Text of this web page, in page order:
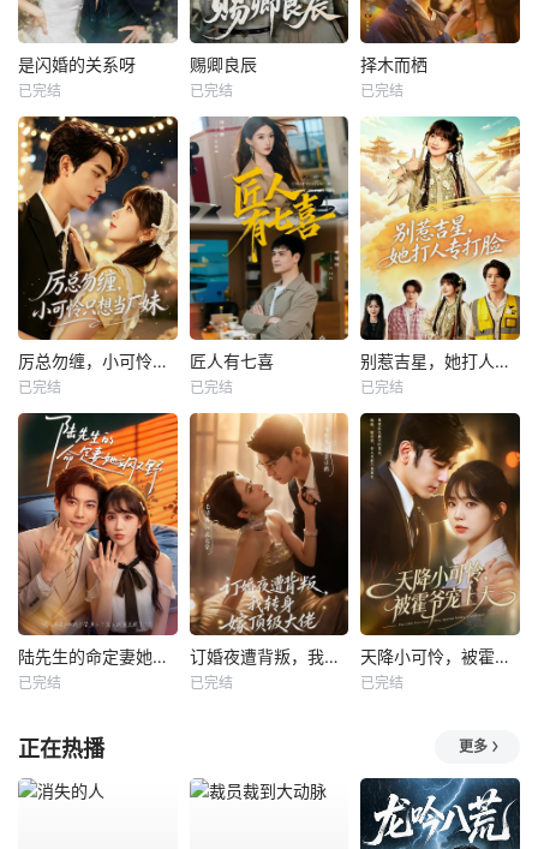
是闪婚的关系呀
已完结
赐卿良辰
已完结
择木而栖
已完结
厉总勿缠，小可怜只想当厂妹
已完结
匠人有七喜
已完结
别惹吉星，她打人专打脸
已完结
陆先生的命定妻她飒又野
已完结
订婚夜遭背叛，我转身嫁顶级大佬
已完结
天降小可怜，被霍爷宠上天
已完结
正在热播 更多